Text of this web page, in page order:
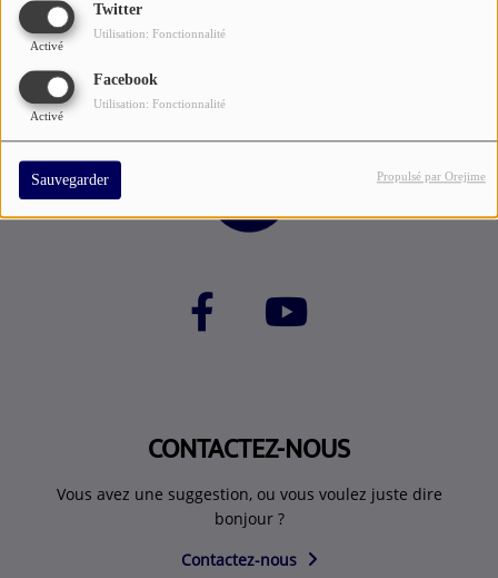
Twitter
Activé
Utilisation: Fonctionnalité
Facebook
Activé
Utilisation: Fonctionnalité
Sauvegarder Propulsé par Orejime
CONTACTEZ-NOUS
Vous avez une suggestion, ou vous voulez juste dire
bonjour ?
Contactez-nous